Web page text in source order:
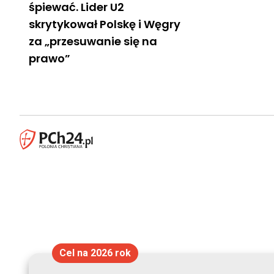
śpiewać. Lider U2
skrytykował Polskę i Węgry
za „przesuwanie się na
prawo”
Cel na 2026 rok